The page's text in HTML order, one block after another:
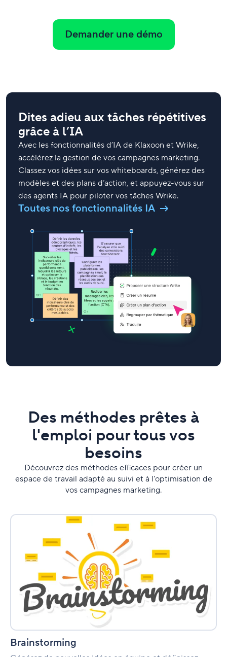
Demander une démo
Dites adieu aux tâches répétitives
grâce à l’IA
Avec les fonctionnalités d’IA de Klaxoon et Wrike,
accélérez la gestion de vos campagnes marketing.
Classez vos idées sur vos whiteboards, générez des
modèles et des plans d’action, et appuyez-vous sur
des agents IA pour piloter vos tâches Wrike.
Toutes nos fonctionnalités IA
Des méthodes prêtes à
l'emploi pour tous vos
besoins
Découvrez des méthodes efficaces pour créer un
espace de travail adapté au suivi et à l'optimisation de
vos campagnes marketing.
Brainstorming
Brainstorming